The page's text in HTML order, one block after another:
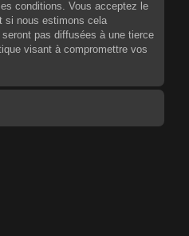
conditions. Vous acceptez le
si nous estimons cela
pas diffusées à une tierce
visant à compromettre vos